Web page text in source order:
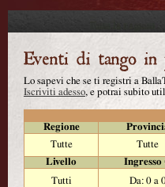
Lo sapevi che se ti registri a
Iscriviti adesso, e potrai subito
Regione
Tutte
Tutte
Livello
Ingresso
Tutti
Da: 0 a